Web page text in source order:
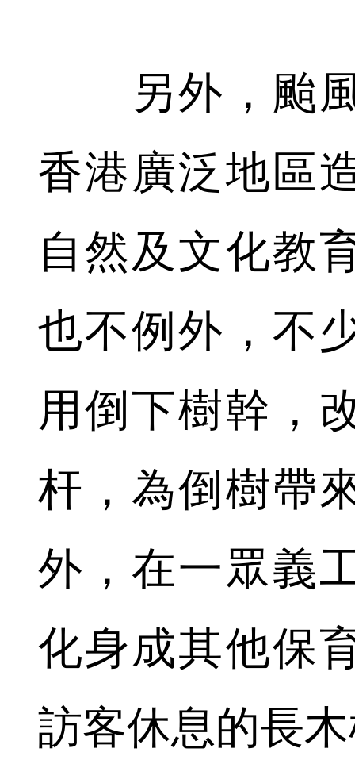
另外，颱風
香港廣泛地區
自然及文化教
也不例外，不
用倒下樹幹，
杆，為倒樹帶
外，在一眾義
化身成其他保
訪客休息的長